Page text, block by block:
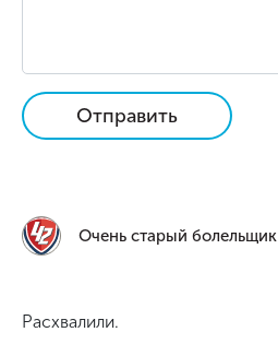
Отправить
Очень старый болельщик
Расхвалили.